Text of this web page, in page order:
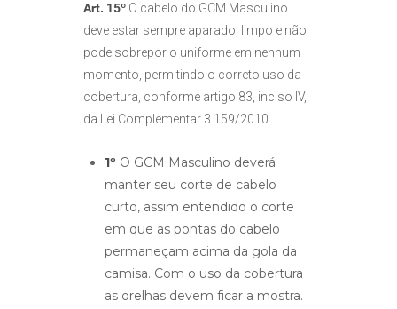
Art. 15º O cabelo do GCM Masculino
deve estar sempre aparado, limpo e não
pode sobrepor o uniforme em nenhum
momento, permitindo o correto uso da
cobertura, conforme artigo 83, inciso IV,
da Lei Complementar 3.159/2010.
1º O GCM Masculino deverá
manter seu corte de cabelo
curto, assim entendido o corte
em que as pontas do cabelo
permaneçam acima da gola da
camisa. Com o uso da cobertura
as orelhas devem ficar a mostra.